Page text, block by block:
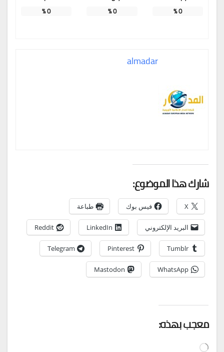
0
%
0
%
0
%
almadar
شارك هذا الموضوع:
X فيس بوك طباعة
البريد الإلكتروني LinkedIn
Reddit
Tumblr
Pinterest
Telegram
WhatsApp
Mastodon
معجب بهذه:
جاري